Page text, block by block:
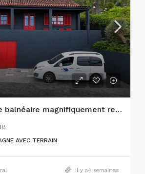
Une résidence balnéaire magnifiquement restaurée sur l’île de Faial, aux Açores !
AVEC TERRAIN
il y a4 semaines